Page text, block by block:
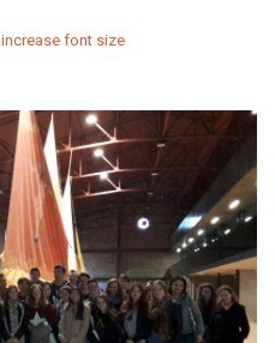
increase font size